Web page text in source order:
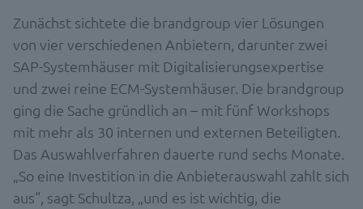
Zunächst sichtete die brandgroup vier Lösungen
von vier verschiedenen Anbietern, darunter zwei
SAP-Systemhäuser mit Digitalisierungsexpertise
und zwei reine ECM-Systemhäuser. Die brandgroup
ging die Sache gründlich an – mit fünf Workshops
mit mehr als 30 internen und externen Beteiligten.
Das Auswahlverfahren dauerte rund sechs Monate.
„So eine Investition in die Anbieterauswahl zahlt sich
aus“, sagt Schultza, „und es ist wichtig, die